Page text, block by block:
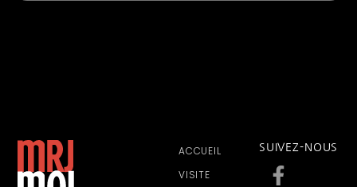
ACCUEIL
VISITE
SUIVEZ-NOUS